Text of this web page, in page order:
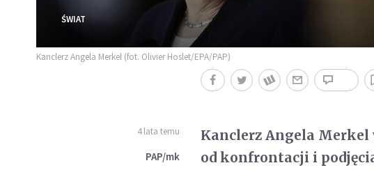
ŚWIAT
Kanclerz Angela Merkel (fot. Olivier Hoslet/EPA/PAP)
4 lata temu
PAP/mk
Kanclerz Angela Merkel
od konfrontacji i